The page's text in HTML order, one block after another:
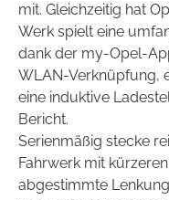
mit. Gleichzeitig hat
Werk spielt eine
dank der my-Opel-
WLAN-Verknüpfung,
eine induktive
Bericht.
Serienmäßig stecke
Fahrwerk mit
abgestimmte